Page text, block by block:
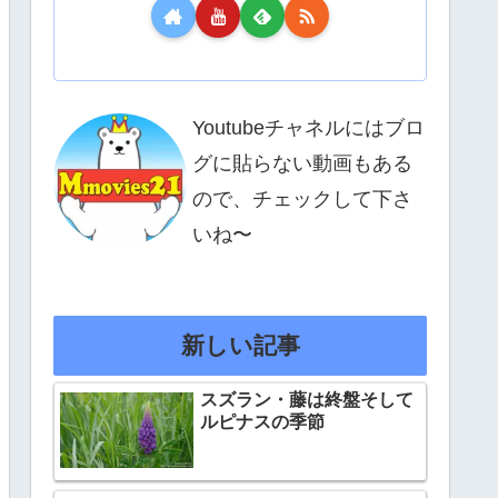
Youtubeチャネルにはブロ
グに貼らない動画もある
ので、チェックして下さ
いね〜
新しい記事
スズラン・藤は終盤そして
ルピナスの季節